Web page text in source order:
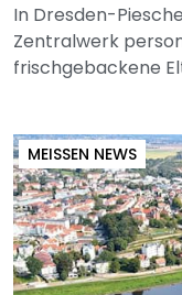
In Dresden-
Zentralwerk
frischgebackene
MEISSEN NEWS